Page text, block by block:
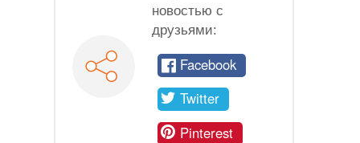
новостью с
друзьями:
Facebook
Twitter
Pinterest